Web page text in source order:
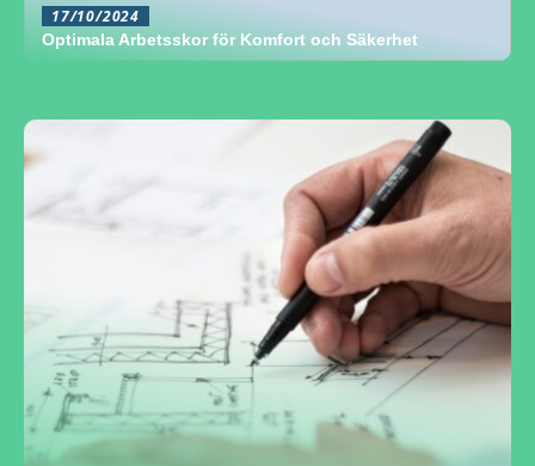
17/10/2024
Optimala Arbetsskor för Komfort och Säkerhet